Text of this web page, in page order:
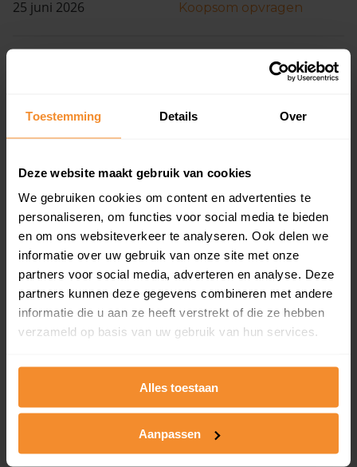
Toestemming Details Over
Deze website maakt gebruik van cookies
We gebruiken cookies om content en advertenties te
personaliseren, om functies voor social media te bieden
en om ons websiteverkeer te analyseren. Ook delen we
informatie over uw gebruik van onze site met onze
partners voor social media, adverteren en analyse. Deze
partners kunnen deze gegevens combineren met andere
informatie die u aan ze heeft verstrekt of die ze hebben
verzameld op basis van uw gebruik van hun services.
Alles toestaan
Aanpassen
25 juni 2026 Koopsom opvragen
128 m2 256 m2
Verkoopdatum
Brokmui 43
Woonoppervlak
109 m2
Perceel
254 m2
Verkoopdatum
03 juni 2026
Verkoopprijs
Koopsom opvragen
186 m2
Perceel
708 m2
01 juni 2026
Verkoopprijs
Koopsom opvragen